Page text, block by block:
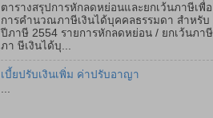
ตารางสรุปการหักลดหย่อนและยกเว้นภาษีเพื่อ
การคำนวณภาษีเงินได้บุคคลธรรมดา สำหรับ
ปีภาษี 2554 รายการหักลดหย่อน / ยกเว้นภาษี
ภา ษีเงินได้บุ...
เบี้ยปรับเงินเพิ่ม ค่าปรับอาญา
...